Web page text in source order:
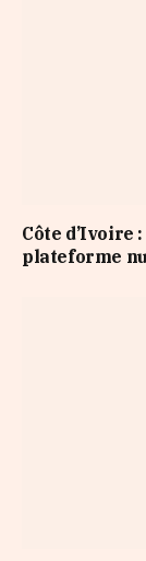
Côte d’Ivoire
plateforme